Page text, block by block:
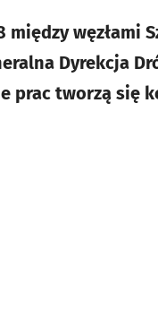
węzłami
Dyrekcja
prac tworzą się